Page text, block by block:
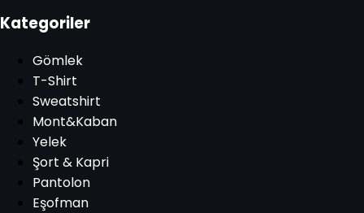
Kategoriler
Gömlek
T-Shirt
Sweatshirt
Mont&Kaban
Yelek
Şort & Kapri
Pantolon
Eşofman